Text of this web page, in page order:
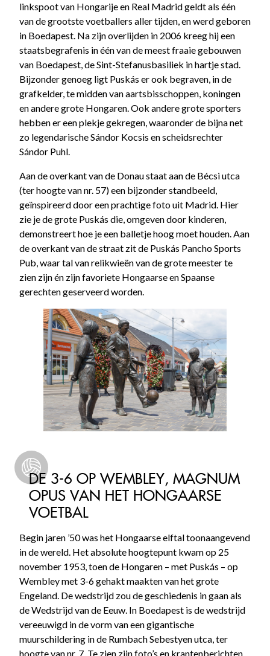
linkspoot van Hongarije en Real Madrid geldt als één
van de grootste voetballers aller tijden, en werd geboren
in Boedapest. Na zijn overlijden in 2006 kreeg hij een
staatsbegrafenis in één van de meest fraaie gebouwen
van Boedapest, de Sint-Stefanusbasiliek in hartje stad.
Bijzonder genoeg ligt Puskás er ook begraven, in de
grafkelder, te midden van aartsbisschoppen, koningen
en andere grote Hongaren. Ook andere grote sporters
hebben er een plekje gekregen, waaronder de bijna net
zo legendarische Sándor Kocsis en scheidsrechter
Sándor Puhl.
Aan de overkant van de Donau staat aan de Bécsi utca
(ter hoogte van nr. 57) een bijzonder standbeeld,
geïnspireerd door een prachtige foto uit Madrid. Hier
zie je de grote Puskás die, omgeven door kinderen,
demonstreert hoe je een balletje hoog moet houden. Aan
de overkant van de straat zit de Puskás Pancho Sports
Pub, waar tal van relikwieën van de grote meester te
zien zijn én zijn favoriete Hongaarse en Spaanse
gerechten geserveerd worden.
DE 3-6 OP WEMBLEY, MAGNUM
OPUS VAN HET HONGAARSE
VOETBAL
Begin jaren ’50 was het Hongaarse elftal toonaangevend
in de wereld. Het absolute hoogtepunt kwam op 25
november 1953, toen de Hongaren – met Puskás – op
Wembley met 3-6 gehakt maakten van het grote
Engeland. De wedstrijd zou de geschiedenis in gaan als
de Wedstrijd van de Eeuw. In Boedapest is de wedstrijd
vereeuwigd in de vorm van een gigantische
muurschildering in de Rumbach Sebestyen utca, ter
hoogte van nr. 7. Te zien zijn foto’s en krantenberichten